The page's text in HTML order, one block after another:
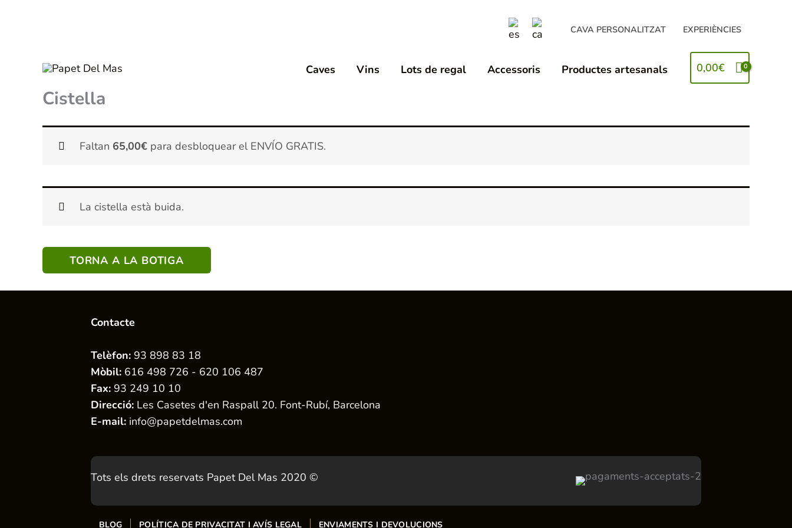
CAVA PERSONALITZAT EXPERIÈNCIES
Caves Vins Lots de regal Accessoris Productes artesanals 0,00€
Cistella
Faltan 65,00€ para desbloquear el ENVÍO GRATIS.
La cistella està buida.
TORNA A LA BOTIGA
Contacte
Telèfon: 93 898 83 18
Mòbil: 616 498 726 - 620 106 487
Fax: 93 249 10 10
Direcció: Les Casetes d'en Raspall 20. Font-Rubí, Barcelona
E-mail: info@papetdelmas.com
Tots els drets reservats Papet Del Mas 2020 ©
BLOG POLÍTICA DE PRIVACITAT I AVÍS LEGAL ENVIAMENTS I DEVOLUCIONS